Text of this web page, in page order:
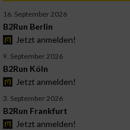
16. September 2026
B2Run Berlin
Jetzt anmelden!
9. September 2026
B2Run Köln
Jetzt anmelden!
3. September 2026
B2Run Frankfurt
Jetzt anmelden!